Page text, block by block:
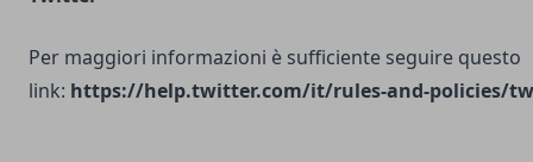
Per maggiori informazioni è sufficiente seguire questo
link: https://help.twitter.com/it/rules-and-policies/